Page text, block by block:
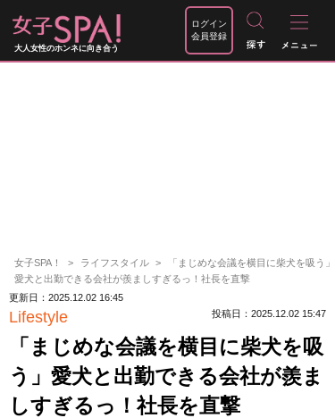
大人女性のホンネに向き合う
ログイン
会員登録
女子SPA！ ライフスタイル
「まじめな会議を横目に柴犬を吸う」
愛犬と出勤できる会社が羨ましすぎるっ！社長を直撃
更新日：2025.12.02 16:45
Lifestyle 投稿日：2025.12.02 15:47
「まじめな会議を横目に柴犬を吸
う」愛犬と出勤できる会社が羨ま
しすぎるっ！社長を直撃